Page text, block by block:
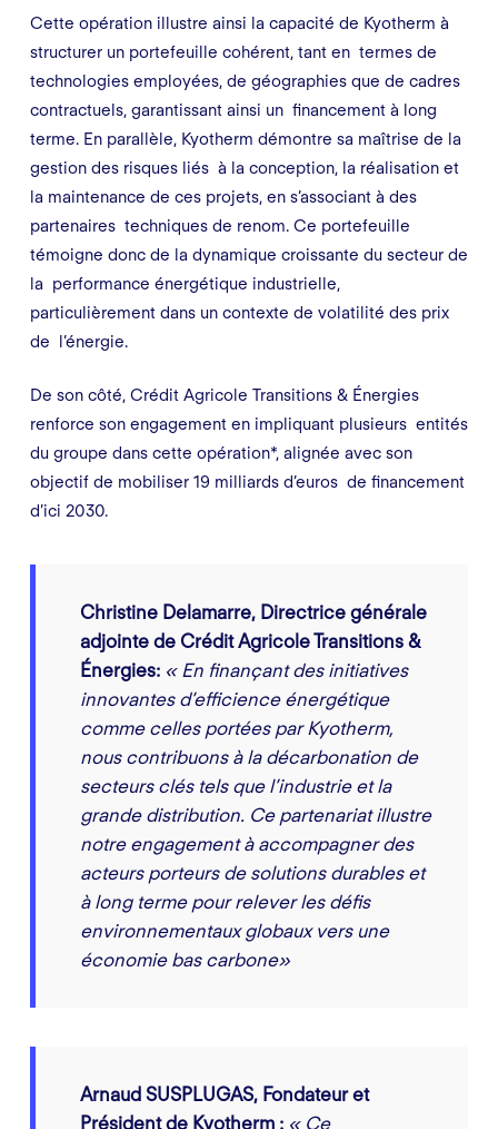
Cette opération illustre ainsi la capacité de Kyotherm à
structurer un portefeuille cohérent, tant en termes de
technologies employées, de géographies que de cadres
contractuels, garantissant ainsi un financement à long
terme. En parallèle, Kyotherm démontre sa maîtrise de la
gestion des risques liés à la conception, la réalisation et
la maintenance de ces projets, en s’associant à des
partenaires techniques de renom. Ce portefeuille
témoigne donc de la dynamique croissante du secteur de
la performance énergétique industrielle,
particulièrement dans un contexte de volatilité des prix
de l’énergie.
De son côté, Crédit Agricole Transitions & Énergies
renforce son engagement en impliquant plusieurs entités
du groupe dans cette opération*, alignée avec son
objectif de mobiliser 19 milliards d’euros de financement
d’ici 2030.
Christine Delamarre, Directrice générale
adjointe de Crédit Agricole Transitions &
Énergies: « En finançant des initiatives
innovantes d’efficience énergétique
comme celles portées par Kyotherm,
nous contribuons à la décarbonation de
secteurs clés tels que l’industrie et la
grande distribution. Ce partenariat illustre
notre engagement à accompagner des
acteurs porteurs de solutions durables et
à long terme pour relever les défis
environnementaux globaux vers une
économie bas carbone»
Arnaud SUSPLUGAS, Fondateur et
Président de Kyotherm : « Ce